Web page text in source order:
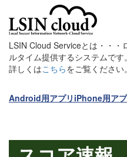
LSIN Cloud Serviceとは・・・
ルタイム提供するシステムです。
詳しくはこちらをご覧ください。
Android用アプリ iPhone用ア